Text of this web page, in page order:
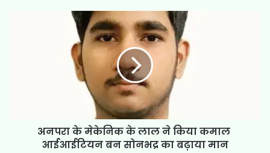
अनपरा के मेकेनिक के लाल ने किया कमाल
आईआईटियन बन सोनभद्र का बढ़ाया मान